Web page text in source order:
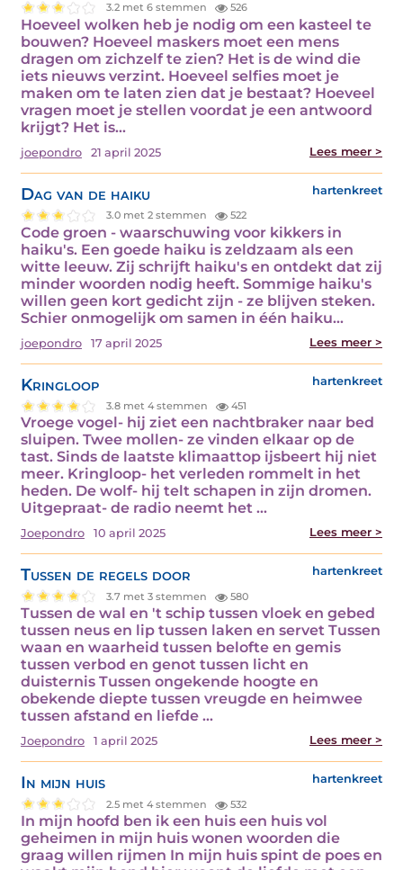
3.2 met 6 stemmen 526
Hoeveel wolken heb je nodig om een kasteel te
bouwen? Hoeveel maskers moet een mens
dragen om zichzelf te zien? Het is de wind die
iets nieuws verzint. Hoeveel selfies moet je
maken om te laten zien dat je bestaat? Hoeveel
vragen moet je stellen voordat je een antwoord
krijgt? Het is...
joepondro 21 april 2025 Lees meer >
Dag van de haiku hartenkreet
3.0 met 2 stemmen 522
Code groen - waarschuwing voor kikkers in
haiku's. Een goede haiku is zeldzaam als een
witte leeuw. Zij schrijft haiku's en ontdekt dat zij
minder woorden nodig heeft. Sommige haiku's
willen geen kort gedicht zijn - ze blijven steken.
Schier onmogelijk om samen in één haiku...
joepondro 17 april 2025 Lees meer >
Kringloop hartenkreet
3.8 met 4 stemmen 451
Vroege vogel- hij ziet een nachtbraker naar bed
sluipen. Twee mollen- ze vinden elkaar op de
tast. Sinds de laatste klimaattop ijsbeert hij niet
meer. Kringloop- het verleden rommelt in het
heden. De wolf- hij telt schapen in zijn dromen.
Uitgepraat- de radio neemt het ...
Joepondro 10 april 2025 Lees meer >
Tussen de regels door hartenkreet
3.7 met 3 stemmen 580
Tussen de wal en 't schip tussen vloek en gebed
tussen neus en lip tussen laken en servet Tussen
waan en waarheid tussen belofte en gemis
tussen verbod en genot tussen licht en
duisternis Tussen ongekende hoogte en
obekende diepte tussen vreugde en heimwee
tussen afstand en liefde ...
Joepondro 1 april 2025 Lees meer >
In mijn huis hartenkreet
2.5 met 4 stemmen 532
In mijn hoofd ben ik een huis een huis vol
geheimen in mijn huis wonen woorden die
graag willen rijmen In mijn huis spint de poes en